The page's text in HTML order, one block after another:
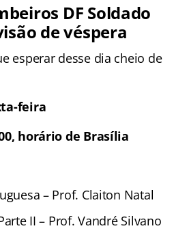
DF Soldado
de véspera
esperar desse dia cheio de
feira
horário de Brasília
– Prof. Claiton Natal
II – Prof. Vandré Silvano